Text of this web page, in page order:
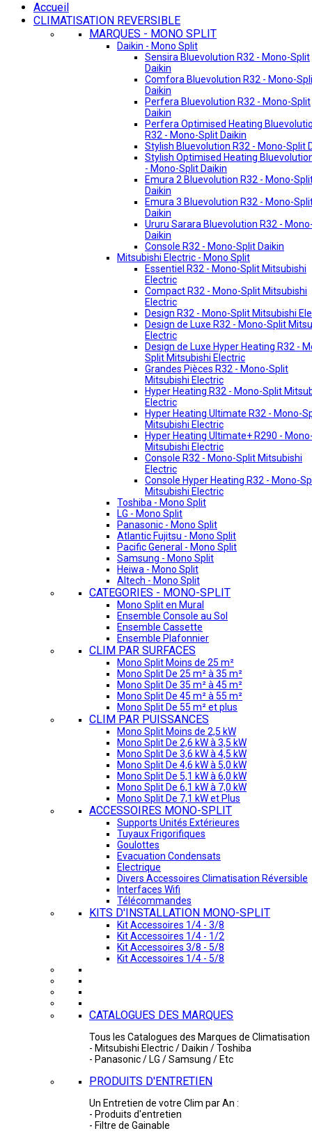
Accueil
CLIMATISATION REVERSIBLE
MARQUES - MONO SPLIT
Daikin - Mono Split
Sensira Bluevolution R32 - Mono-Split
Daikin
Comfora Bluevolution R32 - Mono-
Daikin
Perfera Bluevolution R32 - Mono-Split
Daikin
Perfera Optimised Heating
R32 - Mono-Split Daikin
Stylish Bluevolution R32 - Mono-Split
Stylish Optimised Heating
- Mono-Split Daikin
Emura 2 Bluevolution R32 - Mono-
Daikin
Emura 3 Bluevolution R32 - Mono-
Daikin
Ururu Sarara Bluevolution R32 -
Daikin
Console R32 - Mono-Split Daikin
Mitsubishi Electric - Mono Split
Essentiel R32 - Mono-Split Mitsubishi
Electric
Compact R32 - Mono-Split Mitsubishi
Electric
Design R32 - Mono-Split Mitsubishi
Design de Luxe R32 - Mono-Split
Electric
Design de Luxe Hyper Heating R32 -
Split Mitsubishi Electric
Grandes Pièces R32 - Mono-Split
Mitsubishi Electric
Hyper Heating R32 - Mono-Split
Electric
Hyper Heating Ultimate R32 - Mono-
Mitsubishi Electric
Hyper Heating Ultimate+ R290 -
Mitsubishi Electric
Console R32 - Mono-Split Mitsubishi
Electric
Console Hyper Heating R32 - Mono-
Mitsubishi Electric
Toshiba - Mono Split
LG - Mono Split
Panasonic - Mono Split
Atlantic Fujitsu - Mono Split
Pacific General - Mono Split
Samsung - Mono Split
Heiwa - Mono Split
Altech - Mono Split
CATEGORIES - MONO-SPLIT
Mono Split en Mural
Ensemble Console au Sol
Ensemble Cassette
Ensemble Plafonnier
CLIM PAR SURFACES
Mono Split Moins de 25 m²
Mono Split De 25 m² à 35 m²
Mono Split De 35 m² à 45 m²
Mono Split De 45 m² à 55 m²
Mono Split De 55 m² et plus
CLIM PAR PUISSANCES
Mono Split Moins de 2,5 kW
Mono Split De 2,6 kW à 3,5 kW
Mono Split De 3,6 kW à 4,5 kW
Mono Split De 4,6 kW à 5,0 kW
Mono Split De 5,1 kW à 6,0 kW
Mono Split De 6,1 kW à 7,0 kW
Mono Split De 7,1 kW et Plus
ACCESSOIRES MONO-SPLIT
Supports Unités Extérieures
Tuyaux Frigorifiques
Goulottes
Evacuation Condensats
Electrique
Divers Accessoires Climatisation Réversible
Interfaces Wifi
Télécommandes
KITS D'INSTALLATION MONO-SPLIT
Kit Accessoires 1/4 - 3/8
Kit Accessoires 1/4 - 1/2
Kit Accessoires 3/8 - 5/8
Kit Accessoires 1/4 - 5/8
CATALOGUES DES MARQUES
Tous les Catalogues des Marques de Climatisation
- Mitsubishi Electric / Daikin / Toshiba
- Panasonic / LG / Samsung / Etc
PRODUITS D'ENTRETIEN
Un Entretien de votre Clim par An :
- Produits d'entretien
- Filtre de Gainable